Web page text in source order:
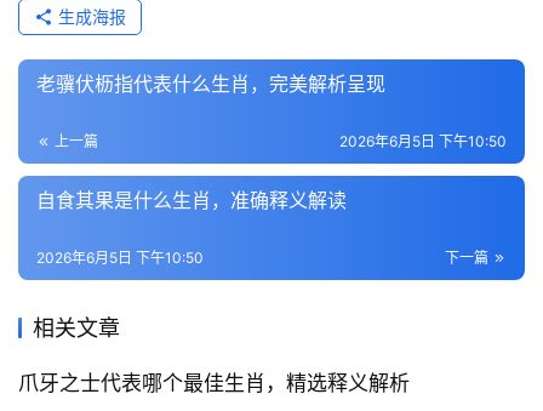
生成海报
老骥伏枥指代表什么生肖，完美解析呈现
上一篇 2026年6月5日 下午10:50
自食其果是什么生肖，准确释义解读
下一篇
2026年6月5日 下午10:50
相关文章
爪牙之士代表哪个最佳生肖，精选释义解析